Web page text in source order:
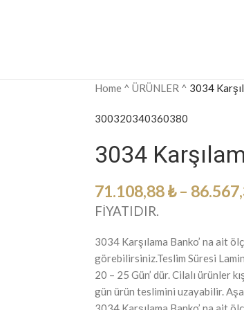
Home^ ÜRÜNLER ^ 3034
300320340360380
3034
71.108,88₺ –
FİYATIDIR.
3034 Karşılama Banko’ na ait
görebilirsiniz.Teslim Süresi
20 – 25 Gün’ dür. Cilalı ürünler
gün ürün teslimini uzayabilir.